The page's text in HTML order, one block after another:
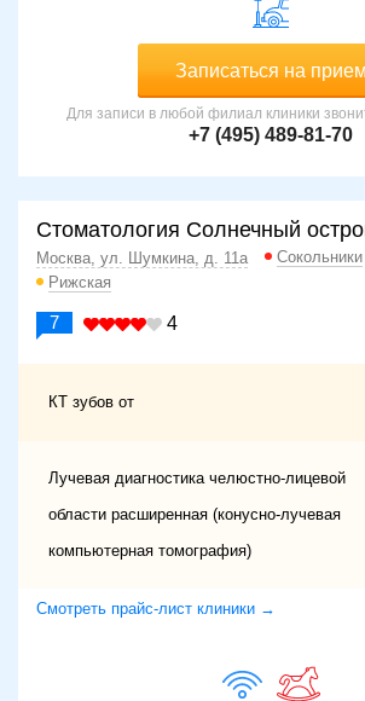
Записаться на прием
Для записи в любой филиал клиники
+7 (495) 489-81-70
Стоматология Солнечный
Москва, ул. Шумкина, д. 11а
Сокольники
Рижская
7 4
КТ зубов от
Лучевая диагностика челюстно-лицевой
области расширенная (конусно-лучевая
компьютерная томография)
Смотреть прайс-лист клиники →